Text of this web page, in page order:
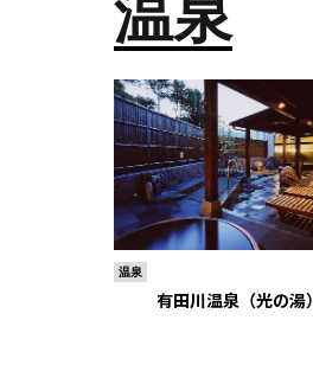
温泉
温泉
有田川温泉（光の湯）